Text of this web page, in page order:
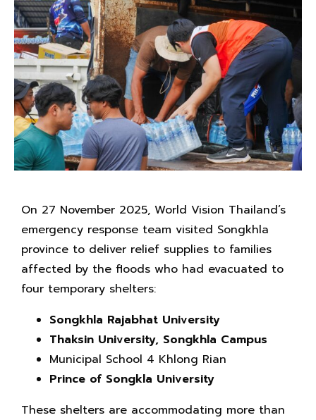
On 27 November 2025, World Vision Thailand’s
emergency response team visited Songkhla
province to deliver relief supplies to families
affected by the floods who had evacuated to
four temporary shelters:
Songkhla Rajabhat University
Thaksin University, Songkhla Campus
Municipal School 4 Khlong Rian
Prince of Songkla University
These shelters are accommodating more than